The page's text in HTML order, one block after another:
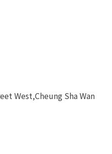
West,Cheung Sha Wan